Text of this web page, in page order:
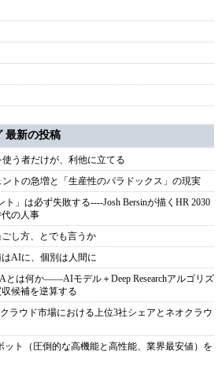
最新の投稿
う者だけが、利他に立てる
トの急増と「生産性のパラドックス」の現実
ト」は必ず失敗する----Josh Bersinが描くHR 2030
の人事
し方、とでも言うか
AIに、個別は人間に
とは何か――AIモデル＋Deep Researchアルゴリズ
候補を逆算する
ラウド市場における上位3社シェアとネオクラウ
ット（圧倒的な高機能と高性能、業界最安値）を